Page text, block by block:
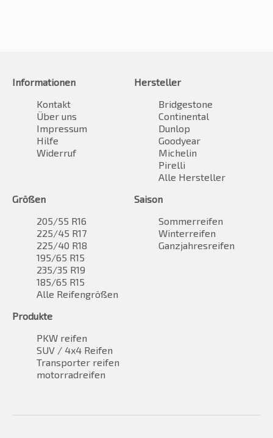
Informationen
Kontakt
Über uns
Impressum
Hilfe
Widerruf
Hersteller
Bridgestone
Continental
Dunlop
Goodyear
Michelin
Pirelli
Alle Hersteller
Größen
205/55 R16
225/45 R17
225/40 R18
195/65 R15
235/35 R19
185/65 R15
Alle Reifengrößen
Saison
Sommerreifen
Winterreifen
Ganzjahresreifen
Produkte
PKW reifen
SUV / 4x4 Reifen
Transporter reifen
motorradreifen